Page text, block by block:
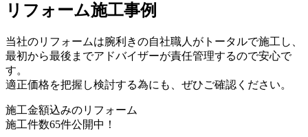
リフォーム施工事例
当社のリフォームは腕利きの自社職人がトータルで施工し、
最初から最後までアドバイザーが責任管理するので安心で
す。
適正価格を把握し検討する為にも、ぜひご確認ください。
施工金額込みのリフォーム
施工件数65件公開中！